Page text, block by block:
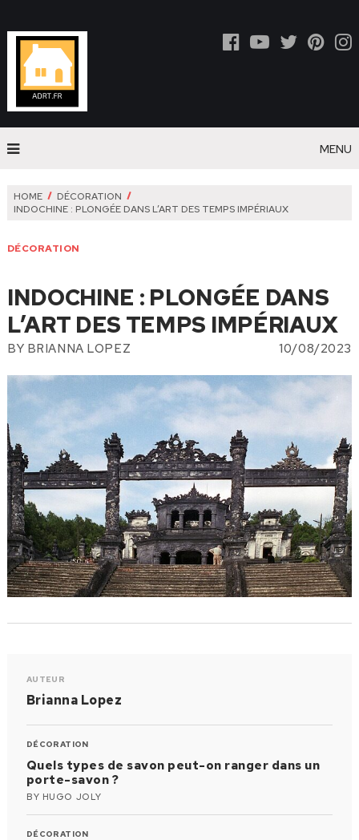
MENU
HOME
DÉCORATION
INDOCHINE : PLONGÉE DANS L’ART DES TEMPS IMPÉRIAUX
DÉCORATION
INDOCHINE : PLONGÉE DANS
L’ART DES TEMPS IMPÉRIAUX
BY BRIANNA LOPEZ 10/08/2023
AUTEUR
Brianna Lopez
DÉCORATION
Quels types de savon peut-on ranger dans un
porte-savon ?
BY HUGO JOLY
DÉCORATION